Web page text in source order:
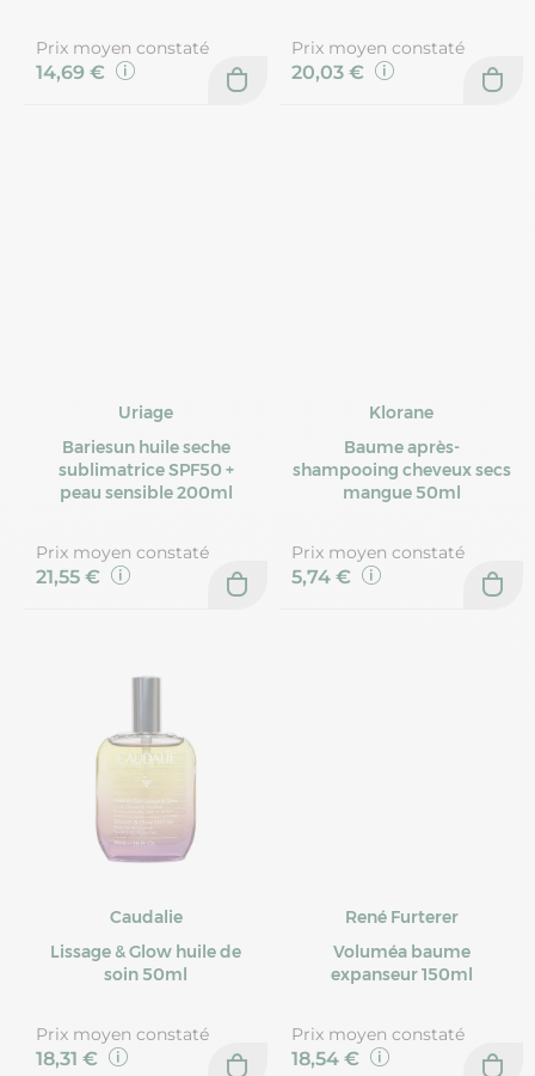
Prix moyen constaté
14,69 €
Prix moyen constaté
20,03 €
Uriage
Bariesun huile seche
sublimatrice SPF50 +
peau sensible 200ml
Prix moyen constaté
21,55 €
Klorane
Baume après-
shampooing cheveux secs
mangue 50ml
Prix moyen constaté
5,74 €
Caudalie
Lissage & Glow huile de
soin 50ml
Prix moyen constaté
18,31 €
René Furterer
Voluméa baume
expanseur 150ml
Prix moyen constaté
18,54 €